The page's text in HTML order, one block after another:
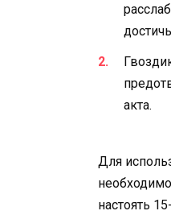
акта.
Для
настоять